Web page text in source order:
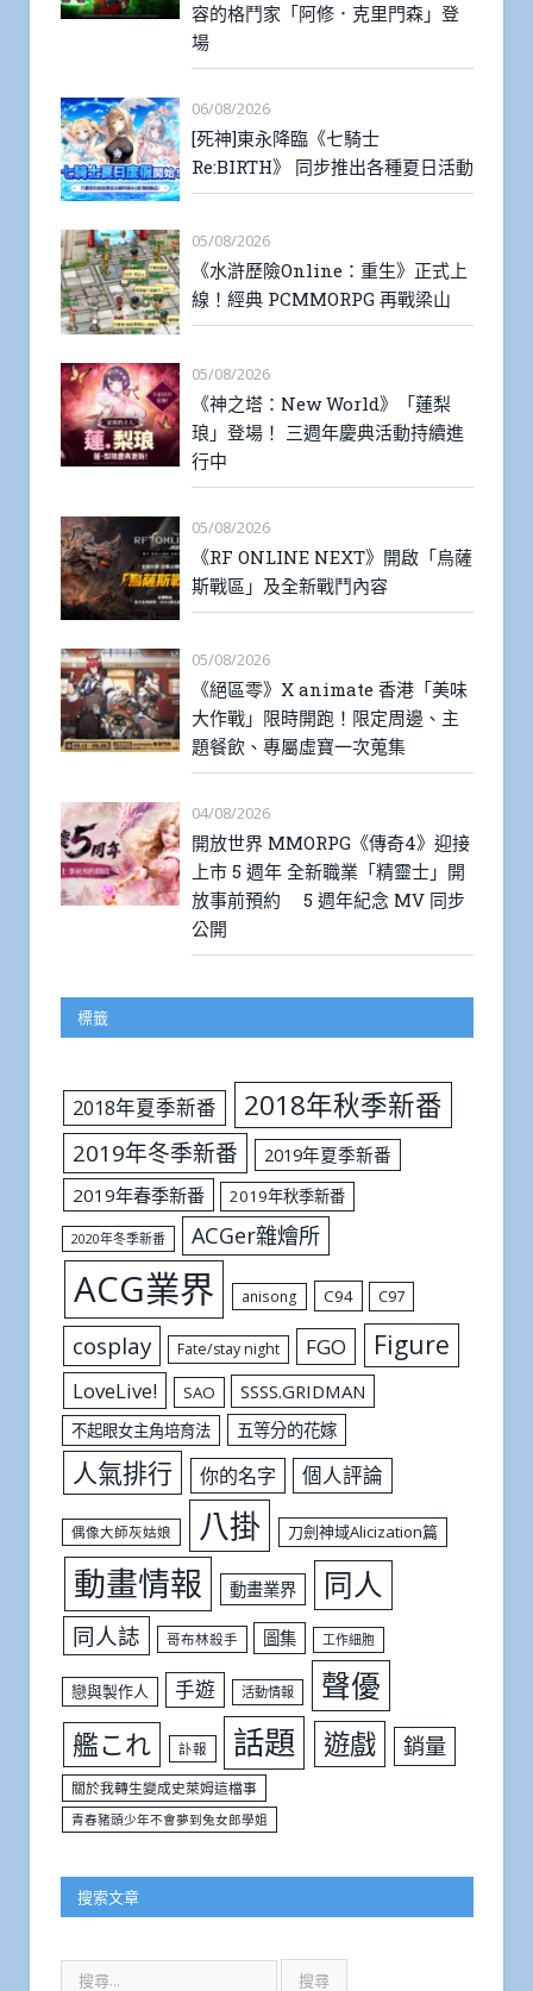
容的格鬥家「阿修．克里門森」登
場
06/08/2026
[死神]東永降臨《七騎士
Re:BIRTH》 同步推出各種夏日活動
05/08/2026
《水滸歷險Online：重生》正式上
線！經典 PCMMORPG 再戰梁山
05/08/2026
《神之塔：New World》「蓮梨
琅」登場！ 三週年慶典活動持續進
行中
05/08/2026
《RF ONLINE NEXT》開啟「烏薩
斯戰區」及全新戰鬥內容
05/08/2026
《絕區零》X animate 香港「美味
大作戰」限時開跑！限定周邊、主
題餐飲、專屬虛寶一次蒐集
04/08/2026
開放世界 MMORPG《傳奇4》迎接
上市 5 週年 全新職業「精靈士」開
放事前預約 5 週年紀念 MV 同步
公開
標籤
2018年夏季新番 2018年秋季新番
2019年冬季新番
2019年夏季新番
2019年春季新番
2019年秋季新番
2020年冬季新番 ACGer雜燴所
ACG業界 anisong C94 C97
cosplay Fate/stay night FGO Figure
LoveLive! SAO SSSS.GRIDMAN
不起眼女主角培育法 五等分的花嫁
人氣排行 你的名字 個人評論
偶像大師灰姑娘 八掛 刀劍神域Alicization篇
動畫情報 動畫業界 同人
同人誌 哥布林殺手 圖集 工作細胞
戀與製作人 手遊 活動情報 聲優
艦これ 訃報 話題 遊戲 銷量
關於我轉生變成史萊姆這檔事
青春豬頭少年不會夢到兔女郎學姐
搜索文章